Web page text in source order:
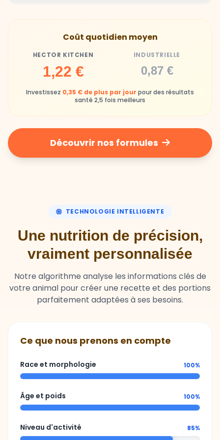
Industrielle
chimiques
Industrielle
Repas souvent boudés ou mangés sans plaisir
Coût quotidien moyen
HECTOR KITCHEN
1,22 €
INDUSTRIELLE
0,87 €
Investissez 0,35 € de plus par jour pour des résultats
santé 2,5 fois meilleurs
Découvrir nos formules
TECHNOLOGIE INTELLIGENTE
Une nutrition de précision,
vraiment personnalisée
Notre algorithme analyse les informations clés de
votre animal pour créer une recette et des portions
parfaitement adaptées à ses besoins.
Ce que nous prenons en compte
Race et morphologie 100%
Âge et poids 100%
Niveau d'activité 85%